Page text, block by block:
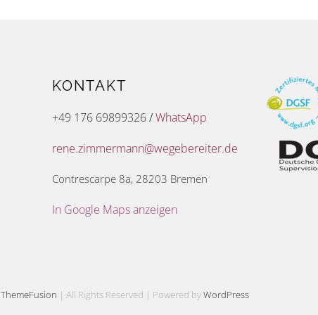
KONTAKT
+49 176 69899326/WhatsApp
rene.zimmermann@wegebereiter.de
Contrescarpe 8a, 28203 Bremen
In Google Maps anzeigen
ThemeFusion | All Rights Reserved | Powered byWordPress